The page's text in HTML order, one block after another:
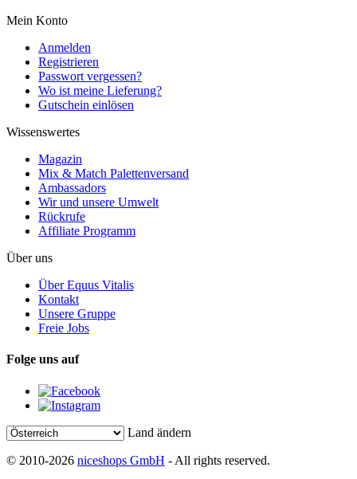
Mein Konto
Anmelden
Registrieren
Passwort vergessen?
Wo ist meine Lieferung?
Gutschein einlösen
Wissenswertes
Magazin
Mix & Match Palettenversand
Ambassadors
Wir und unsere Umwelt
Rückrufe
Affiliate Programm
Über uns
Über Equus Vitalis
Kontakt
Unsere Gruppe
Freie Jobs
Folge uns auf
Land ändern
© 2010-2026 niceshops GmbH - All rights reserved.